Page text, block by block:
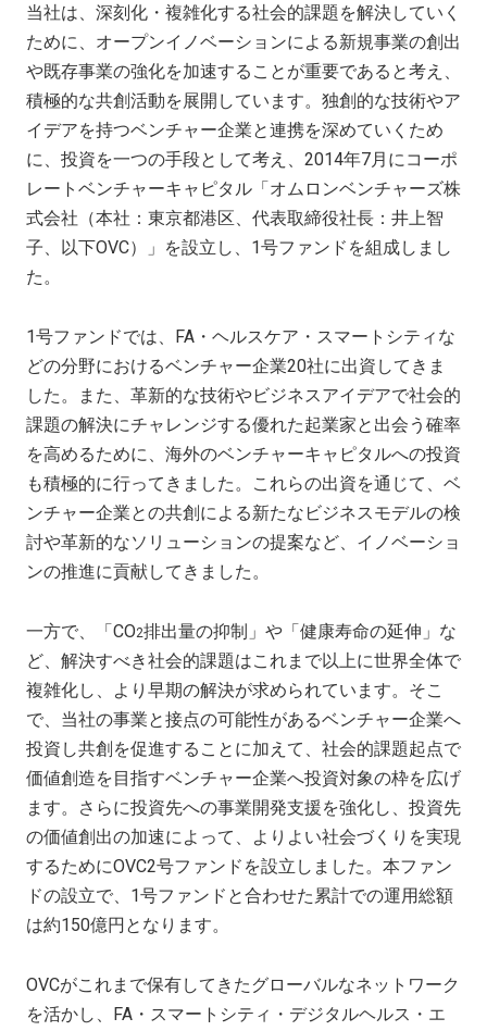
当社は、深刻化・複雑化する社会的課題を解決していく
ために、オープンイノベーションによる新規事業の創出
や既存事業の強化を加速することが重要であると考え、
積極的な共創活動を展開しています。独創的な技術やア
イデアを持つベンチャー企業と連携を深めていくため
に、投資を一つの手段として考え、2014年7月にコーポ
レートベンチャーキャピタル「オムロンベンチャーズ株
式会社（本社：東京都港区、代表取締役社長：井上智
子、以下OVC）」を設立し、1号ファンドを組成しまし
た。
1号ファンドでは、FA・ヘルスケア・スマートシティな
どの分野におけるベンチャー企業20社に出資してきま
した。また、革新的な技術やビジネスアイデアで社会的
課題の解決にチャレンジする優れた起業家と出会う確率
を高めるために、海外のベンチャーキャピタルへの投資
も積極的に行ってきました。これらの出資を通じて、ベ
ンチャー企業との共創による新たなビジネスモデルの検
討や革新的なソリューションの提案など、イノベーショ
ンの推進に貢献してきました。
一方で、「CO2排出量の抑制」や「健康寿命の延伸」な
ど、解決すべき社会的課題はこれまで以上に世界全体で
複雑化し、より早期の解決が求められています。そこ
で、当社の事業と接点の可能性があるベンチャー企業へ
投資し共創を促進することに加えて、社会的課題起点で
価値創造を目指すベンチャー企業へ投資対象の枠を広げ
ます。さらに投資先への事業開発支援を強化し、投資先
の価値創出の加速によって、よりよい社会づくりを実現
するためにOVC2号ファンドを設立しました。本ファン
ドの設立で、1号ファンドと合わせた累計での運用総額
は約150億円となります。
OVCがこれまで保有してきたグローバルなネットワーク
を活かし、FA・スマートシティ・デジタルヘルス・エ